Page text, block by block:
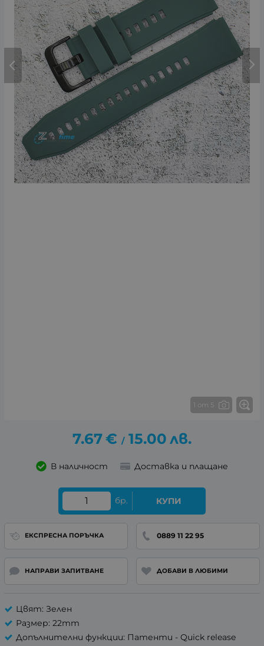
1 от 5
7.67€ / 15.00 лв.
В наличност Доставка и плащане
бр. КУПИ
ЕКСПРЕСНА ПОРЪЧКА 0889 11 22 95
НАПРАВИ ЗАПИТВАНЕ ДОБАВИ В ЛЮБИМИ
Цвят: Зелен
Размер: 22mm
Допълнителни функции: Патенти - Quick release